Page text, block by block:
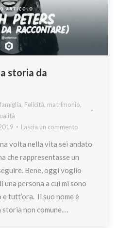
storia da
famiglia, Felicità, matrimonio,
Lascia un commento
volta nella vita sei andato
che rappresentasse un
Bene, oggi voglio
persona a cui mi sono
tutt’ora. Il suo nome è
non comune.…